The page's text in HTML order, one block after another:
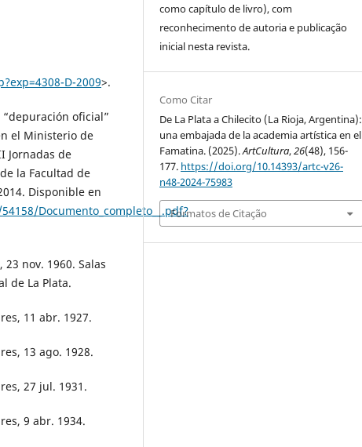
D-2009>.
“depuración oficial”
el Ministerio de
Jornadas de
la Facultad de
Disponible en
Documento_completo__.pdf?
nov. 1960. Salas
de La Plata.
11 abr. 1927.
13 ago. 1928.
27 jul. 1931.
9 abr. 1934.
como capítulo de livro), com
reconhecimento de autoria e publicação
inicial nesta revista.
Como Citar
De La Plata a Chilecito (La Rioja, Argentina):
una embajada de la academia artística en el
Famatina. (2025).ArtCultura,26(48), 156-
177. https://doi.org/10.14393/artc-v26-
n48-2024-75983
Formatos de Citação